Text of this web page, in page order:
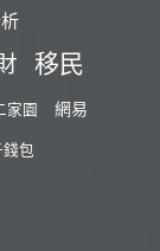
移民
家園 網易
包